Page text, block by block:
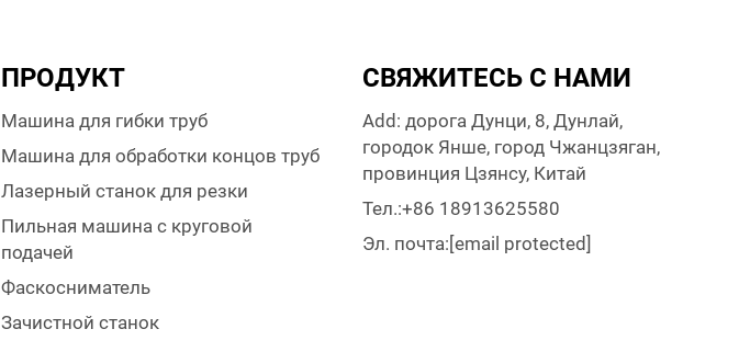
ПРОДУКТ
Машина для гибки труб
Машина для обработки концов труб
Лазерный станок для резки
Пильная машина с круговой
подачей
Фаскосниматель
Зачистной станок
СВЯЖИТЕСЬ С НАМИ
Add: дорога Дунци, 8, Дунлай,
городок Янше, город Чжанцзяган,
провинция Цзянсу, Китай
Тел.:+86 18913625580
Эл. почта:[email protected]